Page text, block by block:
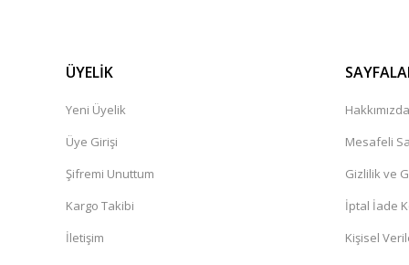
ÜYELİK
Yeni Üyelik
Üye Girişi
Şifremi Unuttum
Kargo Takibi
İletişim
Hakkımızda
Mesafeli
Gizlilik ve
İptal İade
Kişisel